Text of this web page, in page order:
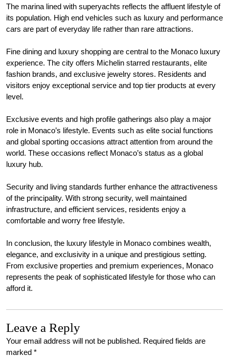
The marina lined with superyachts reflects the affluent lifestyle of
its population. High end vehicles such as luxury and performance
cars are part of everyday life rather than rare attractions.
Fine dining and luxury shopping are central to the Monaco luxury
experience. The city offers Michelin starred restaurants, elite
fashion brands, and exclusive jewelry stores. Residents and
visitors enjoy exceptional service and top tier products at every
level.
Exclusive events and high profile gatherings also play a major
role in Monaco’s lifestyle. Events such as elite social functions
and global sporting occasions attract attention from around the
world. These occasions reflect Monaco’s status as a global
luxury hub.
Security and living standards further enhance the attractiveness
of the principality. With strong security, well maintained
infrastructure, and efficient services, residents enjoy a
comfortable and worry free lifestyle.
In conclusion, the luxury lifestyle in Monaco combines wealth,
elegance, and exclusivity in a unique and prestigious setting.
From exclusive properties and premium experiences, Monaco
represents the peak of sophisticated lifestyle for those who can
afford it.
Leave a Reply
Your email address will not be published. Required fields are
marked *